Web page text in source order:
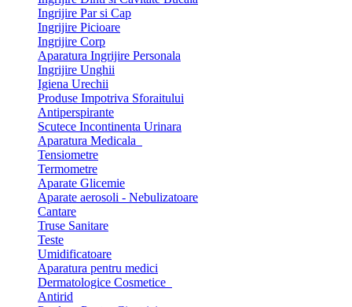
Ingrijire Par si Cap
Ingrijire Picioare
Ingrijire Corp
Aparatura Ingrijire Personala
Ingrijire Unghii
Igiena Urechii
Produse Impotriva Sforaitului
Antiperspirante
Scutece Incontinenta Urinara
Aparatura Medicala
Tensiometre
Termometre
Aparate Glicemie
Aparate aerosoli - Nebulizatoare
Cantare
Truse Sanitare
Teste
Umidificatoare
Aparatura pentru medici
Dermatologice Cosmetice
Antirid